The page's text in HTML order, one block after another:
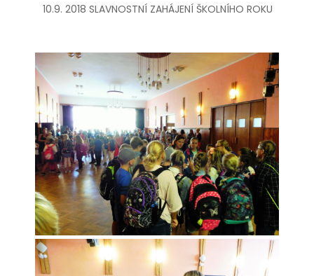
10.9. 2018 SLAVNOSTNÍ ZAHÁJENÍ ŠKOLNÍHO ROKU